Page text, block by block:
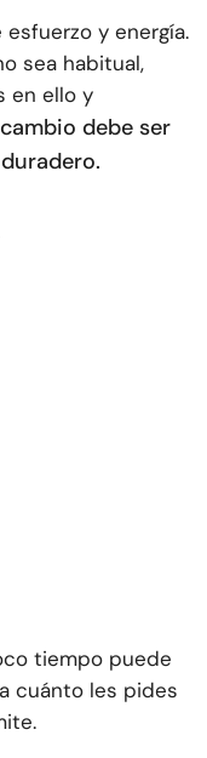
y energía.
sea habitual,
en ello y
debe ser
tiempo puede
cuánto les pides